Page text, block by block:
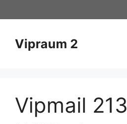
Inhalt
Vipraum 2
Vipmail 213